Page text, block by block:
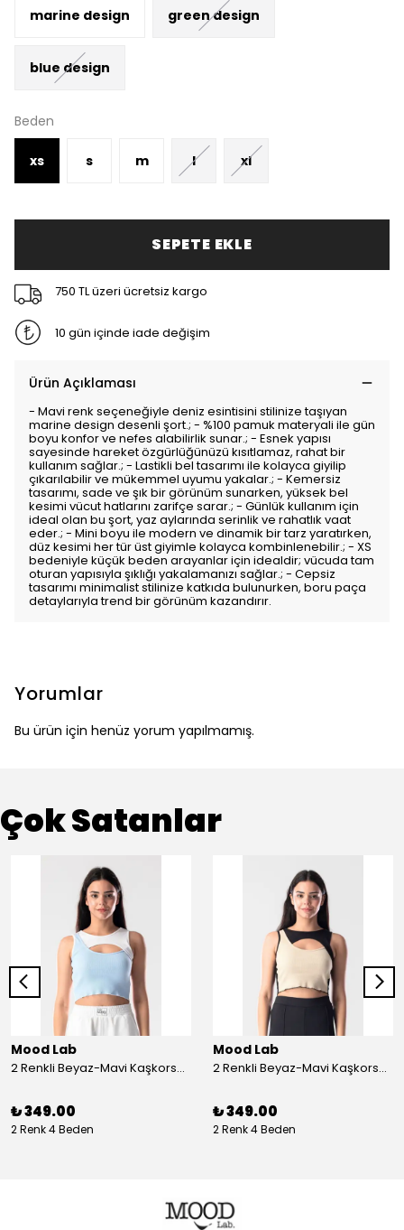
marine design green design
blue design
Beden
xs s m l xl
SEPETE EKLE
750 TL üzeri ücretsiz kargo
10 gün içinde iade değişim
Ürün Açıklaması
- Mavi renk seçeneğiyle deniz esintisini stilinize taşıyan
marine design desenli şort.; - %100 pamuk materyali ile gün
boyu konfor ve nefes alabilirlik sunar.; - Esnek yapısı
sayesinde hareket özgürlüğünüzü kısıtlamaz, rahat bir
kullanım sağlar.; - Lastikli bel tasarımı ile kolayca giyilip
çıkarılabilir ve mükemmel uyumu yakalar.; - Kemersiz
tasarımı, sade ve şık bir görünüm sunarken, yüksek bel
kesimi vücut hatlarını zarifçe sarar.; - Günlük kullanım için
ideal olan bu şort, yaz aylarında serinlik ve rahatlık vaat
eder.; - Mini boyu ile modern ve dinamik bir tarz yaratırken,
düz kesimi her tür üst giyimle kolayca kombinlenebilir.; - XS
bedeniyle küçük beden arayanlar için idealdir; vücuda tam
oturan yapısıyla şıklığı yakalamanızı sağlar.; - Cepsiz
tasarımı minimalist stilinize katkıda bulunurken, boru paça
detaylarıyla trend bir görünüm kazandırır.
Yorumlar
Bu ürün için henüz yorum yapılmamış.
Çok Satanlar
Mood Lab
2 Renkli Beyaz-Mavi Kaşkorse Asimetrik Crop Atlet Bluz Top - beyaz-mavi
₺ 349.00
2 Renk 4 Beden
Mood Lab
2 Renkli Beyaz-Mavi Kaşkorse Asimetrik Crop Atlet Bluz Top - siyah-bej
₺ 349.00
2 Renk 4 Beden